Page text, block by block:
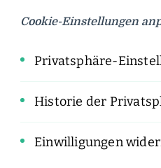
Cookie-Einstellungen
Privatsphäre-
Historie der
Einwilligungen